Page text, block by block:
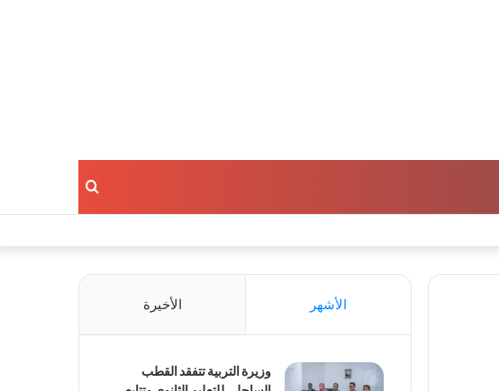
بحث
الأشهر الأخيرة
وزيرة التربية تتفقد القطب